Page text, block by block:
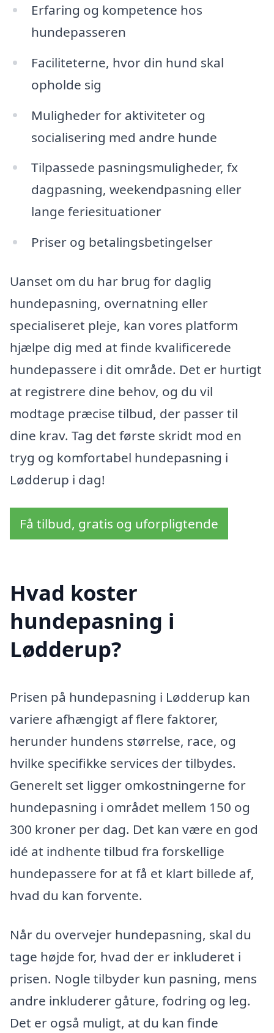
Erfaring og kompetence hos
hundepasseren
Faciliteterne, hvor din hund skal
opholde sig
Muligheder for aktiviteter og
socialisering med andre hunde
Tilpassede pasningsmuligheder, fx
dagpasning, weekendpasning eller
lange feriesituationer
Priser og betalingsbetingelser
Uanset om du har brug for daglig
hundepasning, overnatning eller
specialiseret pleje, kan vores platform
hjælpe dig med at finde kvalificerede
hundepassere i dit område. Det er hurtigt
at registrere dine behov, og du vil
modtage præcise tilbud, der passer til
dine krav. Tag det første skridt mod en
tryg og komfortabel hundepasning i
Lødderup i dag!
Få tilbud, gratis og uforpligtende
Hvad koster
hundepasning i
Lødderup?
Prisen på hundepasning i Lødderup kan
variere afhængigt af flere faktorer,
herunder hundens størrelse, race, og
hvilke specifikke services der tilbydes.
Generelt set ligger omkostningerne for
hundepasning i området mellem 150 og
300 kroner per dag. Det kan være en god
idé at indhente tilbud fra forskellige
hundepassere for at få et klart billede af,
hvad du kan forvente.
Når du overvejer hundepasning, skal du
tage højde for, hvad der er inkluderet i
prisen. Nogle tilbyder kun pasning, mens
andre inkluderer gåture, fodring og leg.
Det er også muligt, at du kan finde